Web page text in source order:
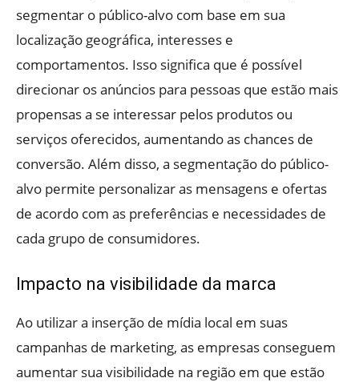
segmentar o público-alvo com base em sua
localização geográfica, interesses e
comportamentos. Isso significa que é possível
direcionar os anúncios para pessoas que estão mais
propensas a se interessar pelos produtos ou
serviços oferecidos, aumentando as chances de
conversão. Além disso, a segmentação do público-
alvo permite personalizar as mensagens e ofertas
de acordo com as preferências e necessidades de
cada grupo de consumidores.
Impacto na visibilidade da marca
Ao utilizar a inserção de mídia local em suas
campanhas de marketing, as empresas conseguem
aumentar sua visibilidade na região em que estão